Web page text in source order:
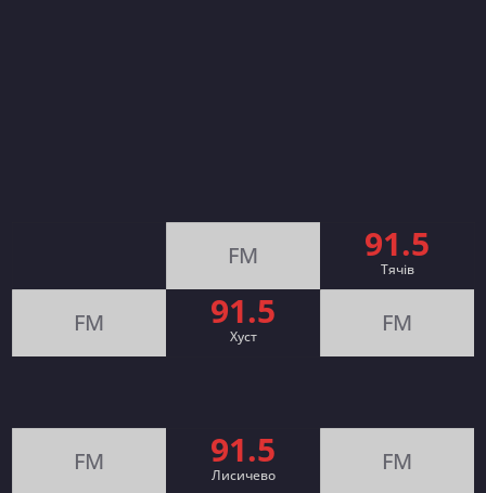
FM 91.5
Тячів
FM 91.5
Хуст FM
FM 91.5
Лисичево FM